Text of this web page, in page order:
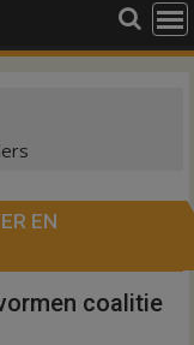
EN
vormen coalitie